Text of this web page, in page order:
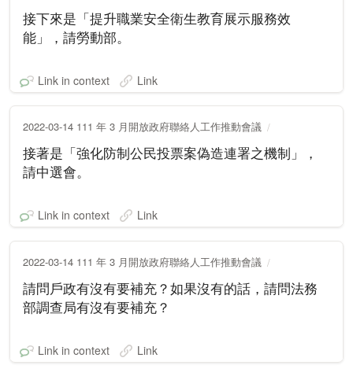
接下來是「提升職業安全衛生教育展示服務效
能」，請勞動部。
Link in context Link
2022-03-14 111 年 3 月開放政府聯絡人工作推動會議
接著是「強化防制公民投票案偽造連署之機制」，
請中選會。
Link in context Link
2022-03-14 111 年 3 月開放政府聯絡人工作推動會議
請問戶政有沒有要補充？如果沒有的話，請問法務
部調查局有沒有要補充？
Link in context Link